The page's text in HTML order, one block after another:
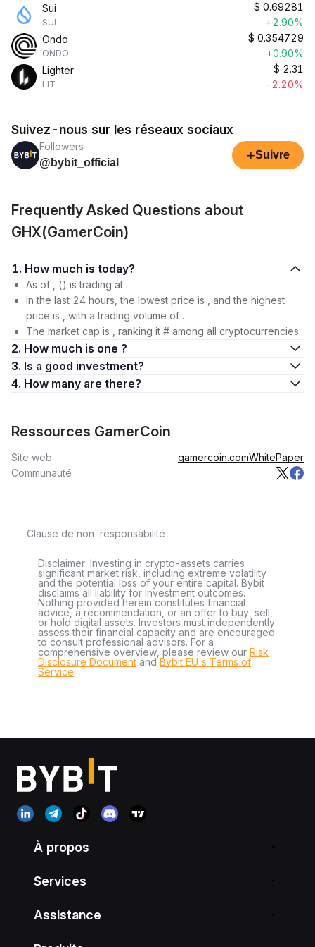
Sui
SUI
$ 0.69281
+2.90%
Ondo
ONDO
$ 0.354729
+0.90%
Lighter
LIT
$ 2.31
-2.20%
Suivez-nous sur les réseaux sociaux
Followers
@bybit_official
+Suivre
Frequently Asked Questions about
GHX(GamerCoin)
1. How much is today?
As of , () is trading at .
In the last 24 hours, the lowest price is , and the highest
price is , with a trading volume of .
The market cap is , ranking it # among all cryptocurrencies.
2. How much is one ?
3. Is a good investment?
4. How many are there?
Ressources GamerCoin
Site web gamercoin.comWhitePaper
Communauté
Clause de non-responsabilité
Disclaimer: Investing in crypto-assets carries
significant market risk, including extreme volatility
and the potential loss of your entire capital. Bybit
disclaims all liability for investment outcomes.
Nothing provided herein constitutes financial
advice, a recommendation, or an offer to buy, sell,
or hold digital assets. Investors must independently
assess their financial capacity and are encouraged
to consult professional advisors. For a
comprehensive overview, please review our Risk
Disclosure Document andBybit EU´s Terms of
Service.
À propos
Services
Assistance